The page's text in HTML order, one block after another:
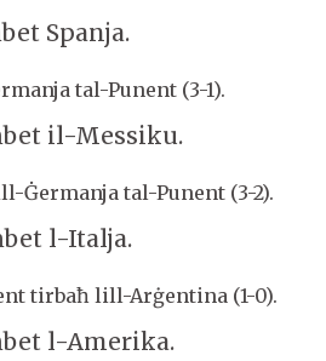
Spanja.
tal-Punent (3-1).
il-Messiku.
Ġermanja tal-Punent (3-2).
l-Italja.
tirbaħ lill-Arġentina (1-0).
l-Amerika.